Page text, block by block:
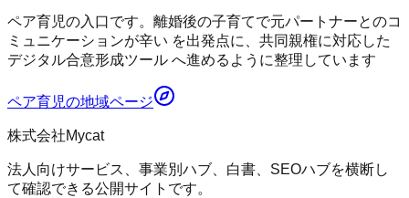
ペア育児の入口です。離婚後の子育てで元パートナーとのコ
ミュニケーションが辛い を出発点に、共同親権に対応した
デジタル合意形成ツール へ進めるように整理しています
ペア育児の地域ページ
株式会社Mycat
法人向けサービス、事業別ハブ、白書、SEOハブを横断し
て確認できる公開サイトです。